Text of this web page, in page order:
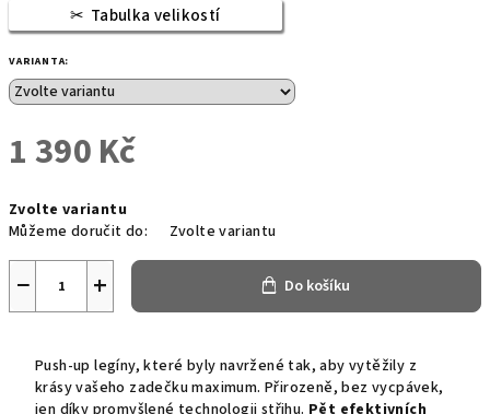
Tabulka velikostí
VARIANTA:
1 390 Kč
cena:
Zvolte variantu
Můžeme doručit do:
Zvolte variantu
+
− Do košíku
Push-up legíny, které byly navržené tak, aby vytěžily z
krásy vašeho zadečku maximum. Přirozeně, bez vycpávek,